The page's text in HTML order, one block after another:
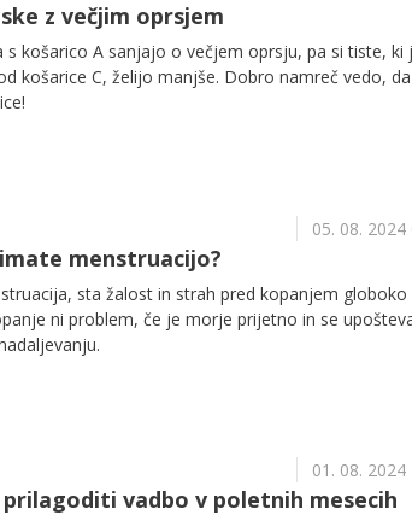
z večjim oprsjem
košarico A sanjajo o večjem oprsju, pa si tiste, ki
košarice C, želijo manjše. Dobro namreč vedo, da
05. 08. 2024
menstruacijo?
sta žalost in strah pred kopanjem globoko
ni problem, če je morje prijetno in se
01. 08. 2024
vadbo v poletnih mesecih